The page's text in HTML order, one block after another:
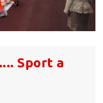
Sport a